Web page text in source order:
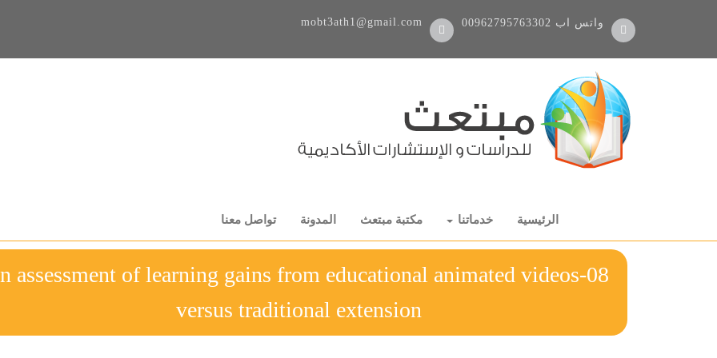
00962795763302 واتس اب mobt3ath1@gmail.com
الرئيسية خدماتنا مكتبة مبتعث المدونة تواصل معنا
An assessment of learning gains from educational animated videos
versus traditional extension